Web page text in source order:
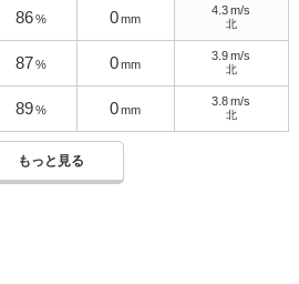
86 % 0 mm
4.3 m/s
北
87 % 0 mm
3.9 m/s
北
89 % 0 mm
3.8 m/s
北
もっと見る